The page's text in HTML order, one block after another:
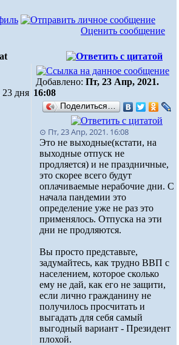
Оценить сообщение
дня
Добавлено: Пт, 23 Апр, 2021.
16:08
Поделиться…
⊙ Пт, 23 Апр, 2021. 16:08
Это не выходные(кстати, на
выходные отпуск не
продляется) и не праздничные,
это скорее всего будут
оплачиваемые нерабочие дни. С
начала пандемии это
определение уже не раз это
применялось. Отпуска на эти
дни не продляются.
Вы просто представьте,
задумайтесь, как трудно ВВП с
населением, которое сколько
ему не дай, как его не защити,
если лично гражданину не
получилось просчитать и
выгадать для себя самый
выгодный вариант - Президент
плохой.